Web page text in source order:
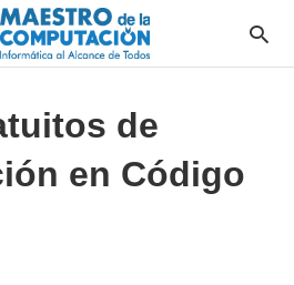
de
en Código